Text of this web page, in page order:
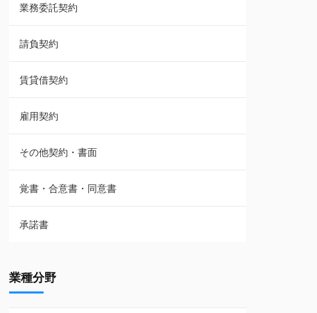
雇用契約
その他契約・書面
売買契約
株主総会議事録・関連書類
請負契約
フランチャイズ契約
賃貸借契約
業務委託契約
請負契約
賃貸借契約
雇用契約
その他契約・書面
覚書・合意書・同意書
承諾書
業種分野